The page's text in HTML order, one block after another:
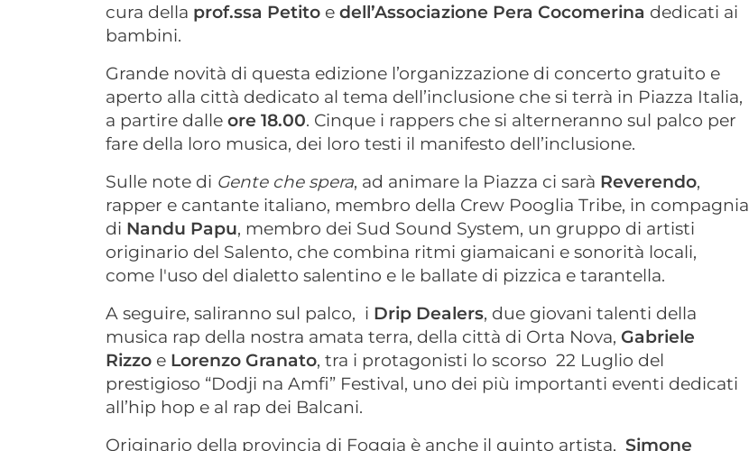
cura della prof.ssa Petito e dell’Associazione Pera Cocomerina dedicati ai
bambini.
Grande novità di questa edizione l’organizzazione di concerto gratuito e
aperto alla città dedicato al tema dell’inclusione che si terrà in Piazza Italia,
a partire dalle ore 18.00. Cinque i rappers che si alterneranno sul palco per
fare della loro musica, dei loro testi il manifesto dell’inclusione.
Sulle note di Gente che spera, ad animare la Piazza ci sarà Reverendo,
rapper e cantante italiano, membro della Crew Pooglia Tribe, in compagnia
di Nandu Papu, membro dei Sud Sound System, un gruppo di artisti
originario del Salento, che combina ritmi giamaicani e sonorità locali,
come l'uso del dialetto salentino e le ballate di pizzica e tarantella.
A seguire, saliranno sul palco, i Drip Dealers, due giovani talenti della
musica rap della nostra amata terra, della città di Orta Nova, Gabriele
Rizzo e Lorenzo Granato, tra i protagonisti lo scorso 22 Luglio del
prestigioso “Dodji na Amfi” Festival, uno dei più importanti eventi dedicati
all’hip hop e al rap dei Balcani.
Originario della provincia di Foggia è anche il quinto artista, Simone